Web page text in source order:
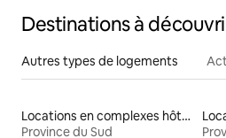
Destinations à
Autres types de logements
Locations en complexes hôteliers
Province du Sud